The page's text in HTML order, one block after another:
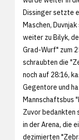
Dissinger setzte
Maschen,
weiter zu Bilyk,
Grad-Wurf" zum
schraubten die
noch auf 28:16,
Gegentore und
Mannschaftsbus
Zuvor bedankten
in der Arena, die
dezimierten